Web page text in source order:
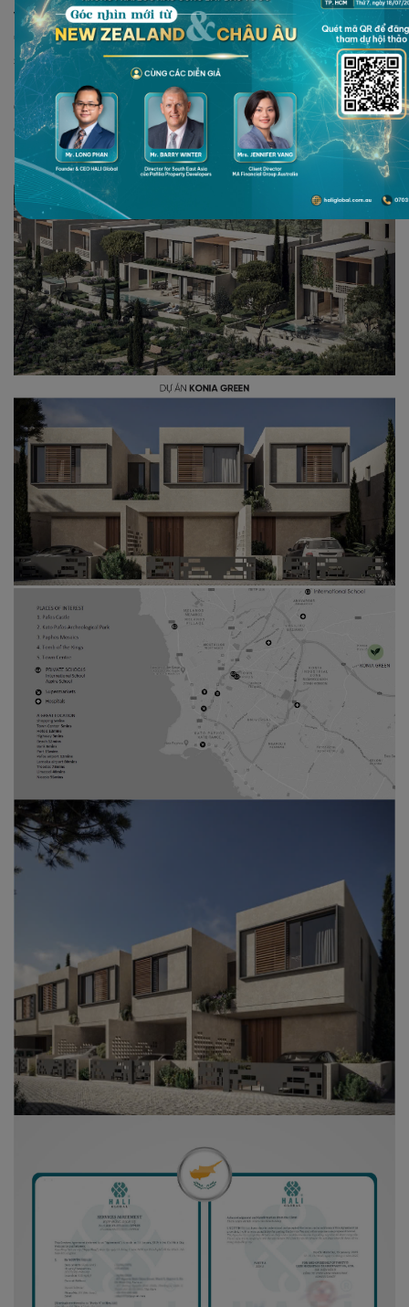
với các bên liên quan và hoàn thiện các thủ tục pháp lý.
▪️ Hỗ trợ xin thẻ Thường trú nhân: Tư vấn và hỗ trợ chuẩn bị hồ
sơ định cư một cách chuyên nghiệp và chính xác.
HALI Global trân trọng cảm ơn gia đình chị Trần và chị Nguyễn
đã tin tưởng lựa chọn đồng hành cùng chúng tôi. Chúc gia đình
các chị một hành trình mới tại Cộng hòa Síp ngập tràn niềm vui,
hạnh phúc và thành công!